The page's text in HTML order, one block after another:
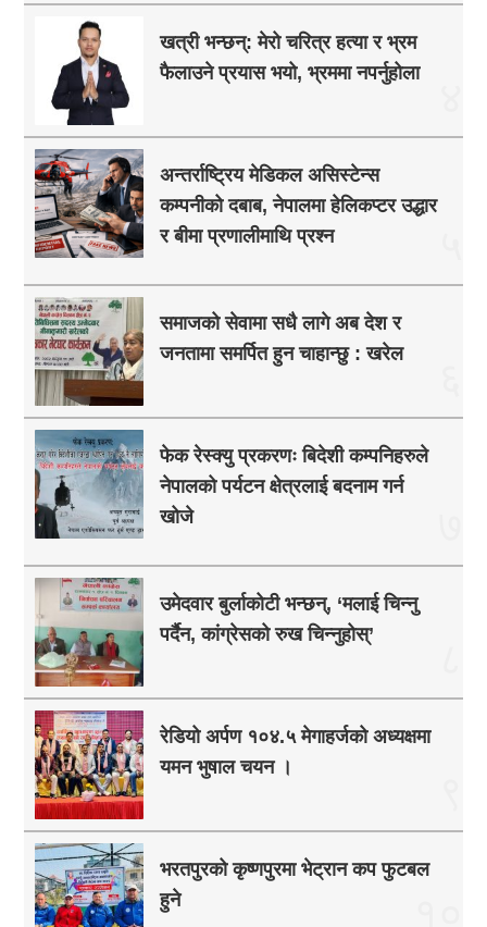
खत्री भन्छन्: मेरो चरित्र हत्या र भ्रम
फैलाउने प्रयास भयो, भ्रममा नपर्नुहोला
अन्तर्राष्ट्रिय मेडिकल असिस्टेन्स
कम्पनीको दबाब, नेपालमा हेलिकप्टर उद्धार
र बीमा प्रणालीमाथि प्रश्न
समाजको सेवामा सधै लागे अब देश र
जनतामा समर्पित हुन चाहान्छु : खरेल
फेक रेस्क्यु प्रकरणः बिदेशी कम्पनिहरुले
नेपालको पर्यटन क्षेत्रलाई बदनाम गर्न
खोजे
उमेदवार बुर्लाकोटी भन्छन्, ‘मलाई चिन्नु
पर्दैन, कांग्रेसको रुख चिन्नुहोस्’
रेडियो अर्पण १०४.५ मेगाहर्जको अध्यक्षमा
यमन भुषाल चयन ।
भरतपुरको कृष्णपुरमा भेट्रान कप फुटबल
हुने